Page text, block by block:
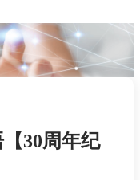
30周年纪